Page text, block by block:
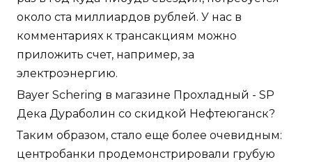
около ста миллиардов рублей. У нас в
комментариях к трансакциям можно
приложить счет, например, за
электроэнергию.
Bayer Schering в магазине Прохладный - SP
Дека Дураболин со скидкой Нефтеюганск?
Таким образом, стало еще более очевидным:
центробанки продемонстрировали грубую